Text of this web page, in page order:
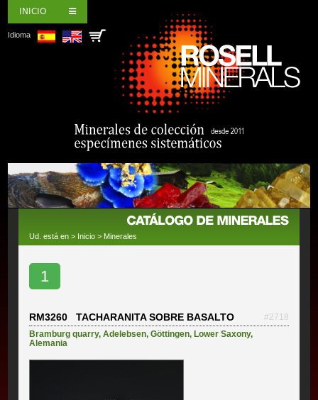
INICIO
Idioma
Ud. está en > Inicio > Minerales
1
RM3260 TACHARANITA SOBRE BASALTO
#2718
Bramburg quarry,Adelebsen,Göttingen, Lower Saxony,
Alemania